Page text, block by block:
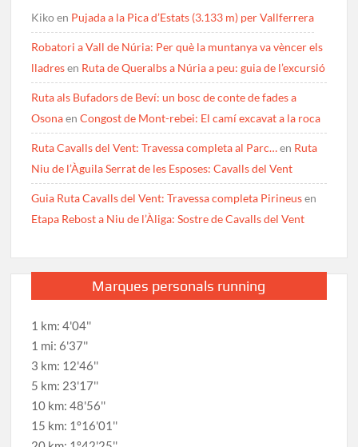
Kikoen Pujada a la Pica d’Estats (3.133 m) per Vallferrera
Robatori a Vall de Núria: Per què la muntanya va vèncer els
lladresen Ruta de Queralbs a Núria a peu: guia de l’excursió
Ruta als Bufadors de Beví: un bosc de conte de fades a
OsonaenCongost de Mont-rebei: El camí excavat a la roca
Ruta Cavalls del Vent: Travessa completa al Parc…en Ruta
Niu de l’Àguila Serrat de les Esposes: Cavalls del Vent
Guia Ruta Cavalls del Vent: Travessa completa Pirineusen
Etapa Rebost a Niu de l’Àliga: Sostre de Cavalls del Vent
Marques personals running
1 km: 4'04''
1 mi: 6'37''
3 km: 12'46''
5 km: 23'17''
10 km: 48'56''
15 km: 1º16'01''